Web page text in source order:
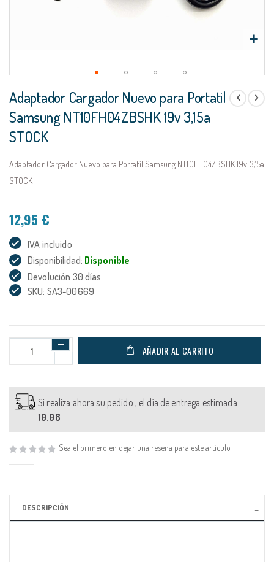
al
comienzo
de
la
galería
de
imágenes
Adaptador Cargador Nuevo para Portatil
Samsung NT10FH04ZBSHK 19v 3,15a
STOCK
Adaptador Cargador Nuevo para Portatil Samsung NT10FH04ZBSHK 19v 3,15a
STOCK
12,95 €
IVA incluido
Disponibilidad: Disponible
Devolución 30 días
SKU: SA3-00669
AÑADIR AL CARRITO
Si realiza ahora su pedido , el día de entrega estimada:
10.08
Sea el primero en dejar una reseña para este artículo
DESCRIPCIÓN